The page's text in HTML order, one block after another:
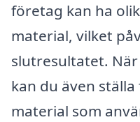
företag kan ha
material, vilket
slutresultatet.
kan du även
material som